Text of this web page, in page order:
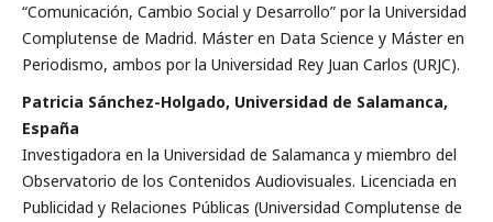
“Comunicación, Cambio Social y Desarrollo” por la Universidad
Complutense de Madrid. Máster en Data Science y Máster en
Periodismo, ambos por la Universidad Rey Juan Carlos (URJC).
Patricia Sánchez-Holgado, Universidad de Salamanca,
España
Investigadora en la Universidad de Salamanca y miembro del
Observatorio de los Contenidos Audiovisuales. Licenciada en
Publicidad y Relaciones Públicas (Universidad Complutense de